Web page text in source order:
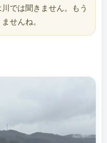
では聞きません。もう
せんね。